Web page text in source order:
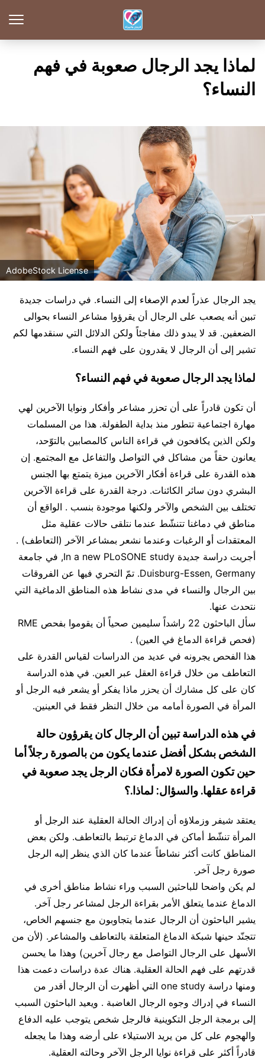
لماذا يجد الرجال صعوبة في فهم
النساء؟
AdobeStock License
يجد الرجال عذراً لعدم الإصغاء إلى النساء. في دراسات جديدة
تبين أنه يصعب على الرجال أن يقرؤوا مشاعر النساء بحوالى
الضعفين. قد لا يبدو ذلك مفاجئاً ولكن الدلائل التي سنقدمها لكم
تشير إلى أن الرجال لا يقدرون على فهم النساء.
لماذا يجد الرجال صعوبة في فهم النساء؟
أن تكون قادراً على أن تحزر مشاعر وأفكار ونوايا الآخرين لهي
مهارة اجتماعية تتطور منذ بداية الطفولة. هذا من المسلمات
ولكن الذين يكافحون في قراءة الناس كالمصابين بالتوّحد،
يعانون حقاً من مشاكل في التواصل والتفاعل مع المجتمع. إن
هذه القدرة على قراءة أفكار الآخرين ميزة يتمتع بها الجنس
البشري دون سائر الكائنات. درجة القدرة على قراءة الآخرين
تختلف بين الشخص والآخر ولكنها موجودة بنسب . الواقع أن
مناطق في دماغنا تتنشّط عندما نتلقى حالات عقلية مثل
المعتقدات أو الرغبات وعندما نشعر بمشاعر الآخر (التعاطف) .
أجريت دراسة جديدة In a new PLoSONE study, في جامعة
Duisburg-Essen, Germany. تمّ التحري فيها عن الفروقات
بين الرجال والنساء في مدى نشاط هذه المناطق الدماغية التي
نتحدث عنها.
سأل الباحثون 22 راشداً سليمين صحياً أن يقوموا بفحص RME
(فحص قراءة الدماغ في العين) .
هذا الفحص يجرونه في عديد من الدراسات لقياس القدرة على
التعاطف من خلال قراءة العقل عبر العين. في هذه الدراسة
كان على كل مشارك أن يحزر ماذا يفكر أو يشعر فيه الرجل أو
المرأة في الصورة أمامه من خلال النظر فقط في العينين.
في هذه الدراسة تبين أن الرجال كان يقرؤون حالة
الشخص بشكل أفضل عندما يكون من بالصورة رجلاً أما
حين تكون الصورة لامرأة فكان الرجل يجد صعوبة في
قراءة عقلها. والسؤال: لماذا.؟
يعتقد شيفر وزملاؤه أن إدراك الحالة العقلية عند الرجل أو
المرأة تنشّط أماكن في الدماغ ترتبط بالتعاطف. ولكن بعض
المناطق كانت أكثر نشاطاً عندما كان الذي ينظر إليه الرجل
صورة رجل آخر.
لم يكن واضحا للباحثين السبب وراء نشاط مناطق أخرى في
الدماغ عندما يتعلق الأمر بقراءة الرجل لمشاعر رجل آخر.
يشير الباحثون أن الرجال عندما يتجاوبون مع جنسهم الخاص،
تتجنّد حينها شبكة الدماغ المتعلقة بالتعاطف والمشاعر. (لأن من
الأسهل على الرجال التواصل مع رجال آخرين) وهذا ما يحسن
قدرتهم على فهم الحالة العقلية. هناك عدة دراسات دعمت هذا
ومنها دراسة one study التي أظهرت أن الرجال أقدر من
النساء في إدراك وجوه الرجال الغاضبة . ويعيد الباحثون السبب
إلى برمجة الرجل التكوينية فالرجل شخص يتوجب عليه الدفاع
والهجوم على كل من يريد الاستيلاء على أرضه وهذا ما يجعله
قادراً أكثر على قراءة نوايا الرجل الآخر وحالته العقلية.